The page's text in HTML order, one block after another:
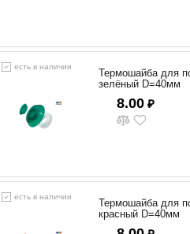
есть в наличии
Термошайба для
зелёный D=40мм
8.00 ₽
есть в наличии
Термошайба для
красный D=40мм